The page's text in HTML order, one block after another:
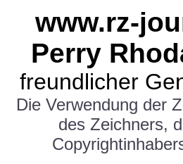
www.rz-
Perry
freundlicher
Die Verwendung der
des Zeichners,